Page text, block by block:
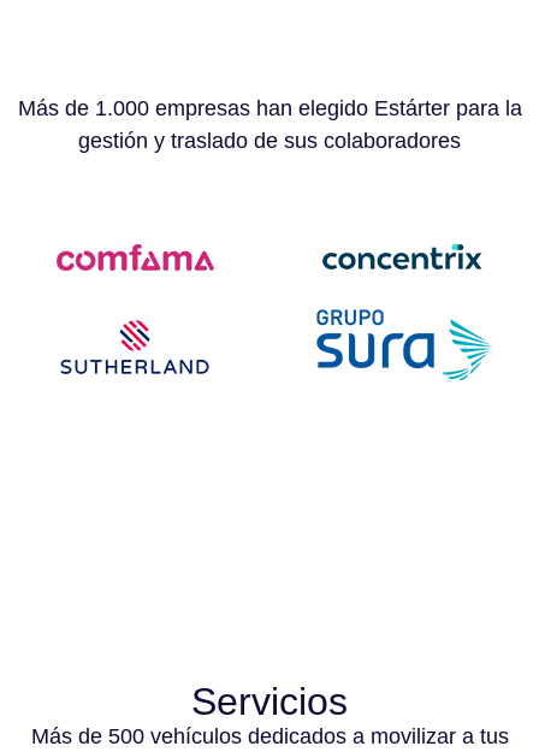
Más de 1.000 empresas han elegido Estárter para la
gestión y traslado de sus colaboradores
Servicios
Más de 500 vehículos dedicados a movilizar a tus